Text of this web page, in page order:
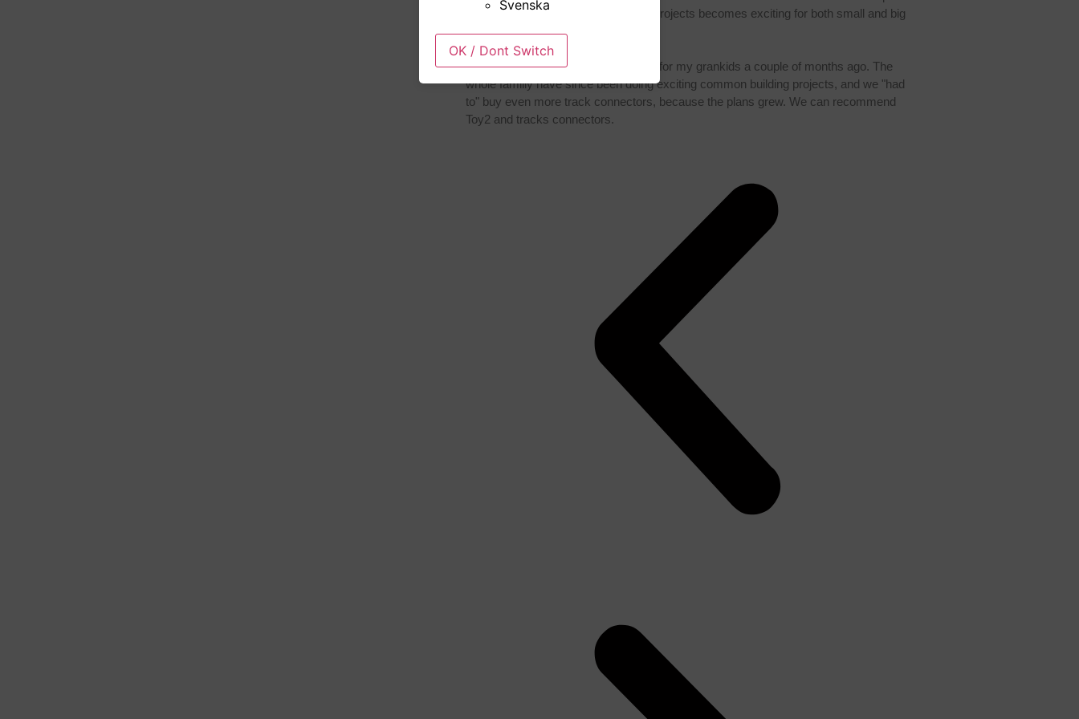
bricks gets new life and the building projects becomes exciting for both small and big
kids - Even parents and other adults.
I bought a big pack track connectors for my grankids a couple of months ago. The
whole familiy have since been doing exciting common building projects, and we "had
to" buy even more track connectors, because the plans grew. We can recommend
Toy2 and tracks connectors.
Svenska
OK / Dont Switch